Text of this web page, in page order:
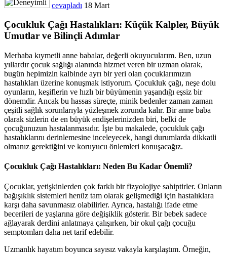
cevapladı 18 Mart
Çocukluk Çağı Hastalıkları: Küçük Kalpler, Büyük
Umutlar ve Bilinçli Adımlar
Merhaba kıymetli anne babalar, değerli okuyucularım. Ben, uzun
yıllardır çocuk sağlığı alanında hizmet veren bir uzman olarak,
bugün hepimizin kalbinde ayrı bir yeri olan çocuklarımızın
hastalıkları üzerine konuşmak istiyorum. Çocukluk çağı, neşe dolu
oyunların, keşiflerin ve hızlı bir büyümenin yaşandığı eşsiz bir
dönemdir. Ancak bu hassas süreçte, minik bedenler zaman zaman
çeşitli sağlık sorunlarıyla yüzleşmek zorunda kalır. Bir anne baba
olarak sizlerin de en büyük endişelerinizden biri, belki de
çocuğunuzun hastalanmasıdır. İşte bu makalede, çocukluk çağı
hastalıklarını derinlemesine inceleyecek, hangi durumlarda dikkatli
olmanız gerektiğini ve koruyucu önlemleri konuşacağız.
Çocukluk Çağı Hastalıkları: Neden Bu Kadar Önemli?
Çocuklar, yetişkinlerden çok farklı bir fizyolojiye sahiptirler. Onların
bağışıklık sistemleri henüz tam olarak gelişmediği için hastalıklara
karşı daha savunmasız olabilirler. Ayrıca, hastalığı ifade etme
becerileri de yaşlarına göre değişiklik gösterir. Bir bebek sadece
ağlayarak derdini anlatmaya çalışırken, bir okul çağı çocuğu
semptomları daha net tarif edebilir.
Uzmanlık hayatım boyunca sayısız vakayla karşılaştım. Örneğin,